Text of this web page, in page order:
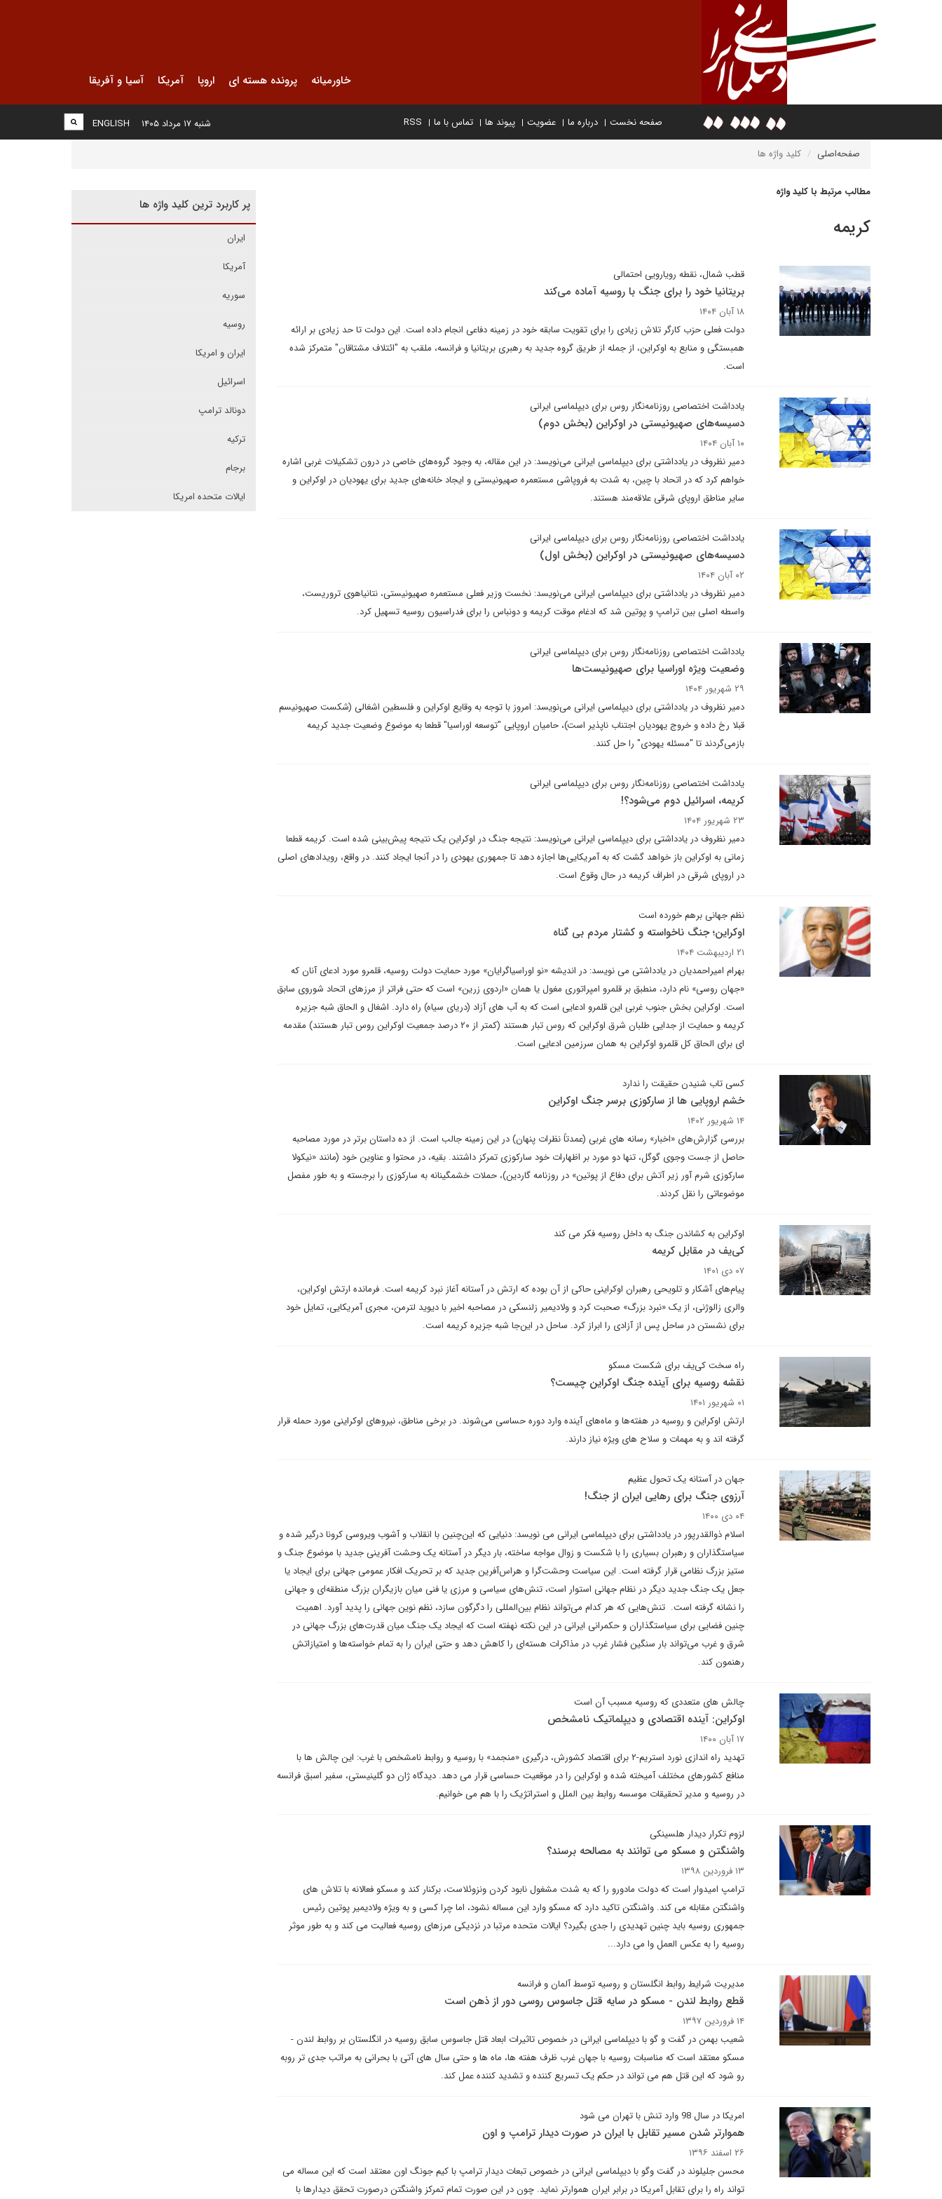
خاورمیانه پرونده هسته ای اروپا آمریکا آسیا و آفریقا
صفحه نخست درباره ما عضویت پیوند ها تماس با ما RSS
ENGLISH شنبه ۱۷ مرداد ۱۴۰۵
صفحه‌اصلی کلید واژه ها
مطالب مرتبط با کلید واژه
کریمه
قطب شمال، نقطه رویارویی احتمالی
بریتانیا خود را برای جنگ با روسیه آماده می‌کند
۱۸ آبان ۱۴۰۴
دولت فعلی حزب کارگر تلاش زیادی را برای تقویت سابقه خود در زمینه دفاعی انجام داده است. این دولت تا حد زیادی بر ارائه
همبستگی و منابع به اوکراین، از جمله از طریق گروه جدید به رهبری بریتانیا و فرانسه، ملقب به "ائتلاف مشتاقان" متمرکز شده
است.
یادداشت اختصاصی روزنامه‌نگار روس برای دیپلماسی ایرانی
دسیسه‌های صهیونیستی در اوکراین (بخش دوم)
۱۰ آبان ۱۴۰۴
دمیر نظروف در یادداشتی برای دیپلماسی ایرانی می‌نویسد: در این مقاله، به وجود گروه‌های خاصی در درون تشکیلات غربی اشاره
خواهم کرد که در اتحاد با چین، به شدت به فروپاشی مستعمره صهیونیستی و ایجاد خانه‌های جدید برای یهودیان در اوکراین و
سایر مناطق اروپای شرقی علاقه‌مند هستند.
یادداشت اختصاصی روزنامه‌نگار روس برای دیپلماسی ایرانی
دسیسه‌های صهیونیستی در اوکراین (بخش اول)
۰۲ آبان ۱۴۰۴
دمیر نظروف در یادداشتی برای دیپلماسی ایرانی می‌نویسد: نخست وزیر فعلی مستعمره صهیونیستی، نتانیاهوی تروریست،
واسطه اصلی بین ترامپ و پوتین شد که ادغام موقت کریمه و دونباس را برای فدراسیون روسیه تسهیل کرد.
یادداشت اختصاصی روزنامه‌نگار روس برای دیپلماسی ایرانی
وضعیت ویژه اوراسیا برای صهیونیست‌ها
۲۹ شهریور ۱۴۰۴
دمیر نظروف در یادداشتی برای دیپلماسی ایرانی می‌نویسد: امروز با توجه به وقایع اوکراین و فلسطین اشغالی (شکست صهیونیسم
قبلا رخ داده و خروج یهودیان اجتناب ناپذیر است)، حامیان اروپایی "توسعه اوراسیا" قطعا به موضوع وضعیت جدید کریمه
بازمی‌گردند تا "مسئله یهودی" را حل کنند.
یادداشت اختصاصی روزنامه‌نگار روس برای دیپلماسی ایرانی
کریمه، اسرائیل دوم می‌شود؟!
۲۳ شهریور ۱۴۰۴
دمیر نظروف در یادداشتی برای دیپلماسی ایرانی می‌نویسد: نتیجه جنگ در اوکراین یک نتیجه پیش‌بینی شده است. کریمه قطعا
زمانی به اوکراین باز خواهد گشت که به آمریکایی‌ها اجازه دهد تا جمهوری یهودی را در آنجا ایجاد کنند. در واقع، رویدادهای اصلی
در اروپای شرقی در اطراف کریمه در حال وقوع است.
نظم جهانی برهم خورده است
اوکراین؛ جنگ ناخواسته و کشتار مردم بی گناه
۲۱ اردیبهشت ۱۴۰۴
بهرام امیراحمدیان در یادداشتی می نویسد: در اندیشه «نو اوراسیاگرایان» مورد حمایت دولت روسیه، قلمرو مورد ادعای آنان که
«جهان روسی» نام دارد، منطبق بر قلمرو امپراتوری مغول یا همان «اردوی زرین» است که حتی فراتر از مرزهای اتحاد شوروی سابق
است. اوکراین بخش جنوب غربی این قلمرو ادعایی است که به آب های آزاد (دریای سیاه) راه دارد. اشغال و الحاق شبه جزیره
کریمه و حمایت از جدایی طلبان شرق اوکراین که روس تبار هستند (کمتر از ۲۰ درصد جمعیت اوکراین روس تبار هستند) مقدمه
ای برای الحاق کل قلمرو اوکراین به همان سرزمین ادعایی است.
کسی تاب شنیدن حقیقت را ندارد
خشم اروپایی ها از سارکوزی برسر جنگ اوکراین
۱۴ شهریور ۱۴۰۲
بررسی گزارش‌های «اخبار» رسانه های غربی (عمدتاً نظرات پنهان) در این زمینه جالب است. از ده داستان برتر در مورد مصاحبه
حاصل از جست وجوی گوگل، تنها دو مورد بر اظهارات خود سارکوزی تمرکز داشتند. بقیه، در محتوا و عناوین خود (مانند «نیکولا
سارکوزی شرم آور زیر آتش برای دفاع از پوتین» در روزنامه گاردین)، حملات خشمگینانه به سارکوزی را برجسته و به طور مفصل
موضوعاتی را نقل کردند.
اوکراین به کشاندن جنگ به داخل روسیه فکر می کند
کی‌یف در مقابل کریمه
۰۷ دی ۱۴۰۱
پیام‌های آشکار و تلویحی رهبران اوکراینی حاکی از آن بوده که ارتش در آستانه آغاز نبرد کریمه است. فرمانده ارتش اوکراین،
والری زالوژنی، از یک «نبرد بزرگ» صحبت کرد و ولادیمیر زلنسکی در مصاحبه اخیر با دیوید لترمن، مجری آمریکایی، تمایل خود
برای نشستن در ساحل پس از آزادی را ابراز کرد. ساحل در این‌جا شبه جزیره کریمه است.
راه سخت کی‌یف برای شکست مسکو
نقشه روسیه برای آینده جنگ اوکراین چیست؟
۰۱ شهریور ۱۴۰۱
ارتش اوکراین و روسیه در هفته‌ها و ماه‌های آینده وارد دوره حساسی می‌شوند. در برخی مناطق، نیروهای اوکراینی مورد حمله قرار
گرفته اند و به مهمات و سلاح های ویژه نیاز دارند.
جهان در آستانه یک تحول عظیم
آرزوی جنگ برای رهایی ایران از جنگ!
۰۴ دی ۱۴۰۰
اسلام ذوالقدرپور در یادداشتی برای دیپلماسی ایرانی می نویسد: دنیایی که این‌چنین با انقلاب و آشوب ویروسی کرونا درگیر شده و
سیاستگذاران و رهبران بسیاری را با شکست و زوال مواجه ساخته، بار دیگر در آستانه یک وحشت آفرینی جدید با موضوع جنگ و
ستیز بزرگ نظامی قرار گرفته است. این سیاست وحشت‌گرا و هراس‌آفرین جدید که بر تحریک افکار عمومی جهانی برای ایجاد یا
جعل یک جنگ جدید دیگر در نظام جهانی استوار است، تنش‌های سیاسی و مرزی یا فنی میان بازیگران بزرگ منطقه‌ای و جهانی
را نشانه گرفته است. تنش‌هایی که هر کدام می‌تواند نظام بین‌المللی را دگرگون سازد، نظم نوین جهانی را پدید آورد. اهمیت
چنین فضایی برای سیاستگذاران و حکمرانی ایرانی در این نکته نهفته است که ایجاد یک جنگ میان قدرت‌های بزرگ جهانی در
شرق و غرب می‌تواند بار سنگین فشار غرب در مذاکرات هسته‌ای را کاهش دهد و حتی ایران را به تمام خواسته‌ها و امتیازاتش
رهنمون کند.
چالش های متعددی که روسیه مسبب آن است
اوکراین: آینده اقتصادی و دیپلماتیک نامشخص
۱۷ آبان ۱۴۰۰
تهدید راه اندازی نورد استریم-۲ برای اقتصاد کشورش، درگیری «منجمد» با روسیه و روابط نامشخص با غرب: این چالش ها با
منافع کشورهای مختلف آمیخته شده و اوکراین را در موقعیت حساسی قرار می دهد. دیدگاه ژان دو گلینیستی، سفیر اسبق فرانسه
در روسیه و مدیر تحقیقات موسسه روابط بین الملل و استراتژیک را با هم می خوانیم.
لزوم تکرار دیدار هلسینکی
واشنگتن و مسکو می توانند به مصالحه برسند؟
۱۳ فروردین ۱۳۹۸
ترامپ امیدوار است که دولت مادورو را که به شدت مشغول نابود کردن ونزوئلاست، برکنار کند و مسکو فعالانه با تلاش های
واشنگتن مقابله می کند. واشنگتن تاکید دارد که مسکو وارد این مساله نشود، اما چرا کسی و به ویژه ولادیمیر پوتین رئیس
جمهوری روسیه باید چنین تهدیدی را جدی بگیرد؟ ایالات متحده مرتبا در نزدیکی مرزهای روسیه فعالیت می کند و به طور موثر
روسیه را به عکس العمل وا می دارد...
مدیریت شرایط روابط انگلستان و روسیه توسط آلمان و فرانسه
قطع روابط لندن - مسکو در سایه قتل جاسوس روسی دور از ذهن است
۱۴ فروردین ۱۳۹۷
شعیب بهمن در گفت و گو با دیپلماسی ایرانی در خصوص تاثیرات ابعاد قتل جاسوس سابق روسیه در انگلستان بر روابط لندن -
مسکو معتقد است که مناسبات روسیه با جهان غرب ظرف هفته ها، ماه ها و حتی سال های آتی با بحرانی به مراتب جدی تر روبه
رو شود که این قتل هم می تواند در حکم یک تسریع کننده و تشدید کننده عمل کند.
امریکا در سال 98 وارد تنش با تهران می شود
هموارتر شدن مسیر تقابل با ایران در صورت دیدار ترامپ و اون
۲۶ اسفند ۱۳۹۶
محسن جلیلوند در گفت وگو با دیپلماسی ایرانی در خصوص تبعات دیدار ترامپ با کیم جونگ اون معتقد است که این مساله می
تواند راه را برای تقابل آمریکا در برابر ایران هموارتر نماید. چون در این صورت تمام تمرکز واشنگتن درصورت تحقق دیدارها با
پر کاربرد ترین کلید واژه ها
ایران
آمریکا
سوریه
روسیه
ایران و امریکا
اسرائیل
دونالد ترامپ
ترکیه
برجام
ایالات متحده امریکا